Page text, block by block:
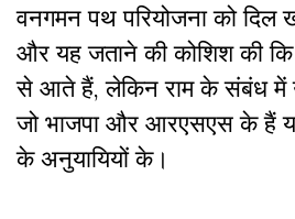
वनगमन पथ परियोजना को दिल
और यह जताने की कोशिश की कि
से आते हैं, लेकिन राम के संबंध में
जो भाजपा और आरएसएस के हैं
के अनुयायियों के।